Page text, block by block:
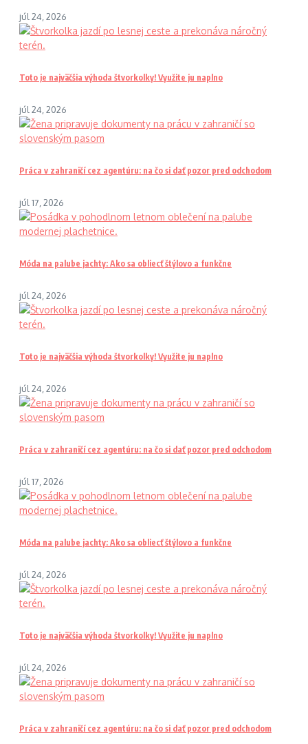
júl 24, 2026
Toto je najväčšia výhoda štvorkolky! Využite ju naplno
júl 24, 2026
Práca v zahraničí cez agentúru: na čo si dať pozor pred odchodom
júl 17, 2026
Móda na palube jachty: Ako sa obliecť štýlovo a funkčne
júl 24, 2026
Toto je najväčšia výhoda štvorkolky! Využite ju naplno
júl 24, 2026
Práca v zahraničí cez agentúru: na čo si dať pozor pred odchodom
júl 17, 2026
Móda na palube jachty: Ako sa obliecť štýlovo a funkčne
júl 24, 2026
Toto je najväčšia výhoda štvorkolky! Využite ju naplno
júl 24, 2026
Práca v zahraničí cez agentúru: na čo si dať pozor pred odchodom